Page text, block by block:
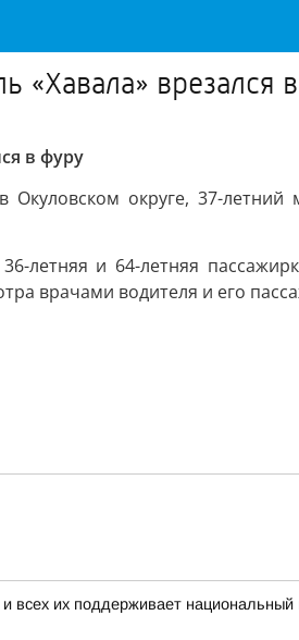
«Хавала» врезался
в фуру
округе, 37-
летняя и 64-летняя
врачами водителя и его
их поддерживает национальный